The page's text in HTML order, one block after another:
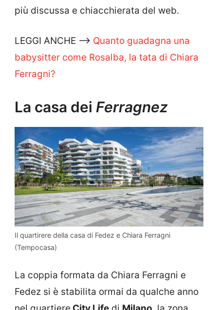
più discussa e chiacchierata del web.
LEGGI ANCHE —> Quanto guadagna una
babysitter come Rosalba, la tata di Chiara
Ferragni?
La casa dei Ferragnez
Il quartirere della casa di Fedez e Chiara Ferragni
(Tempocasa)
La coppia formata da Chiara Ferragni e
Fedez si è stabilita ormai da qualche anno